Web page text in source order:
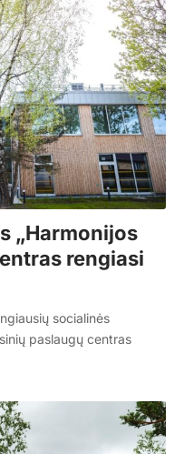
„Harmonijos
rengiasi
socialinės
paslaugų centras